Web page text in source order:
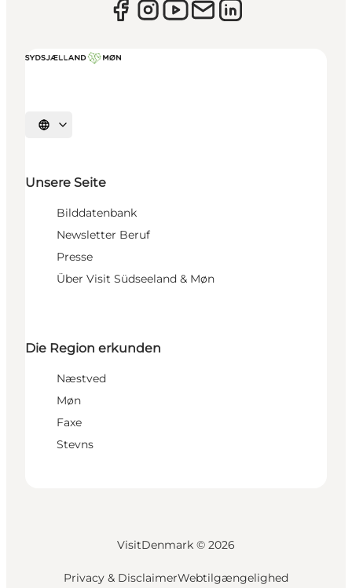
Sprache auswählen
Unsere Seite
Bilddatenbank
Newsletter Beruf
Presse
Über Visit Südseeland & Møn
Die Region erkunden
Næstved
Møn
Faxe
Stevns
VisitDenmark © 2026
Privacy & DisclaimerWebtilgængelighed